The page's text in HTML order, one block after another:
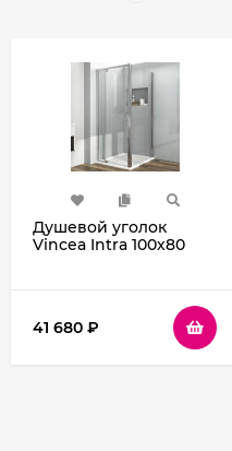
Душевой уголок
Vincea Intra 100х80
41 680 ₽